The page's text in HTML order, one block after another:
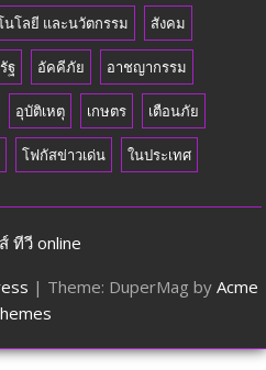
นโลยี และนวัตกรรม สังคม
ฐ อัคคีภัย อาชญากรรม
อุบัติเหตุ เกษตร เตือนภัย
โฟกัสข่าวเด่น ในประเทศ
ทีวี online
| Theme: DuperMag by Acme